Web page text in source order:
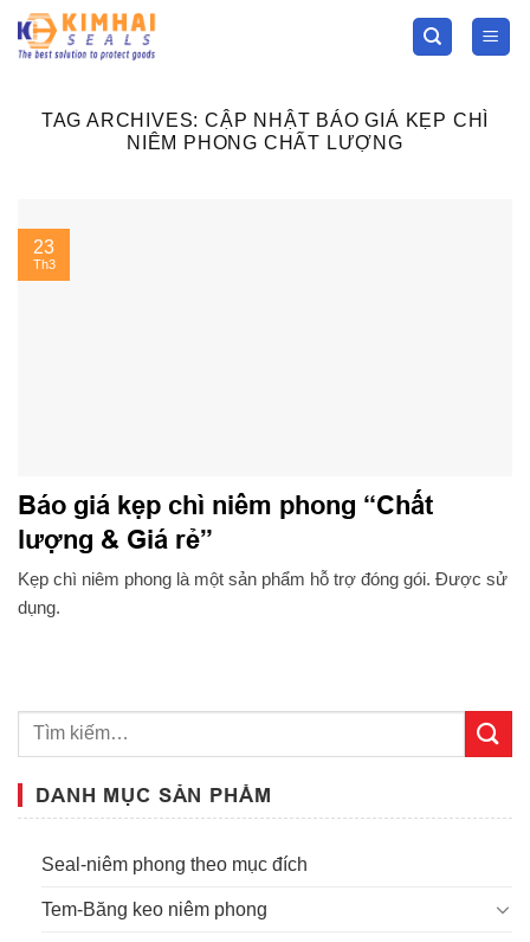
Skip
TAG ARCHIVES: CẬP NHẬT BÁO GIÁ KẸP CHÌ
NIÊM PHONG CHẤT LƯỢNG
Báo giá kẹp chì niêm phong “Chất
lượng & Giá rẻ”
Kẹp chì niêm phong là một sản phẩm hỗ trợ đóng gói. Được sử
dụng.
23
Th3
DANH MỤC SẢN PHẨM
Seal-niêm phong theo mục đích
Tem-Băng keo niêm phong